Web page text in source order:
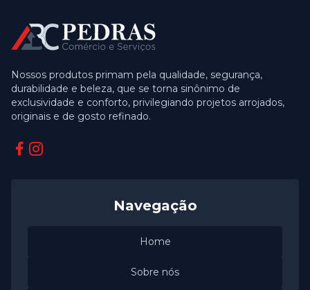
Nossos produtos primam pela qualidade, segurança,
durabilidade e beleza, que se torna sinônimo de
exclusividade e conforto, privilegiando projetos arrojados,
originais e de gosto refinado.
Facebook
Navegação
Home
Sobre nós